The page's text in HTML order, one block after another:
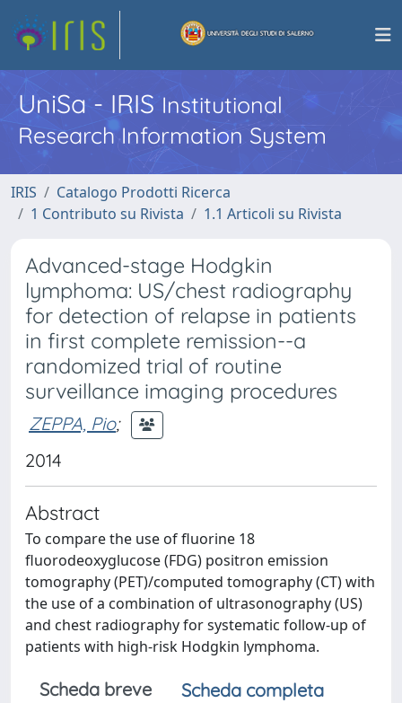
UniSa - IRISInstitutional
Research Information System
IRIS
Catalogo Prodotti Ricerca
1 Contributo su Rivista
1.1 Articoli su Rivista
Advanced-stage Hodgkin
lymphoma: US/chest radiography
for detection of relapse in patients
in first complete remission--a
randomized trial of routine
surveillance imaging procedures
ZEPPA, Pio;
2014
Abstract
To compare the use of fluorine 18
fluorodeoxyglucose (FDG) positron emission
tomography (PET)/computed tomography (CT) with
the use of a combination of ultrasonography (US)
and chest radiography for systematic follow-up of
patients with high-risk Hodgkin lymphoma.
Scheda breve
Scheda completa